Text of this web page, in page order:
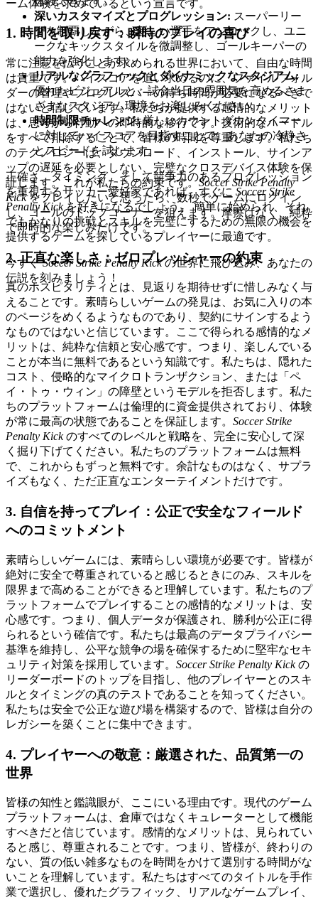
深いカスタマイズとプログレッション: スーパーリー
グを制覇しながら、新しい選手をアンロックし、ユニ
ークなキックスタイルを微調整し、ゴールキーパーの
能力を強化します。
リアルなグラフィックとダイナミックなスタジアム:
優れたビジュアルと、試合当日の雰囲気を高めるさま
ざまなスタジアム環境をお楽しみください。
時間制限チャレンジ:厳しいカウントダウンタイマー
に対してハイスコアを目指すことで、あなたの冷静さ
とスピードを試します。
正確さ、タイミング、そして競争力のあるプログレッション
を重視するサッカー愛好家であれば、すぐに Soccer Strike
Penalty Kickを好きになるでしょう。 簡単に始められ、それ
でもかなりの挑戦とスキルを完璧にするための無限の機会を
提供するゲームを探しているプレイヤーに最適です。
今すぐSoccer Strike Penalty Kickの世界に飛び込み、あなたの
伝説を刻みましょう！
ーム体験を求めているという宣言です。
1. 時間を取り戻す：瞬時のプレイの喜び
常に注意を払うことが求められる世界において、自由な時間
は貴重です。ハイスコアを追い求めるのに、ファイルフォル
ダーの管理やプログレスバーの待ち時間が必要になるべきで
はないと信じています。私たちが提供する感情的なメリット
は、思考から行動への即時的な移行です。技術的なハードル
をすべて排除することで、皆様の時間を尊重します。私たち
のテクノロジーは、ダウンロード、インストール、サインア
ップの遅延を必要としない、完璧なクロスデバイス体験を保
証します。これが私たちの約束です。Soccer Strike Penalty
Kickをプレイしたいと思ったら、数秒でゲームにログイン
し、ゴールのトップコーナーを狙えます。摩擦はなく、純粋
で即時的な楽しみだけです。
2. 正直な楽しさ：ゼロプレッシャーの約束
真のホスピタリティとは、見返りを期待せずに惜しみなく与
えることです。素晴らしいゲームの発見は、お気に入りの本
のページをめくるようなものであり、契約にサインするよう
なものではないと信じています。ここで得られる感情的なメ
リットは、純粋な信頼と安心感です。つまり、楽しんでいる
ことが本当に無料であるという知識です。私たちは、隠れた
コスト、侵略的なマイクロトランザクション、または「ペ
イ・トゥ・ウィン」の障壁というモデルを拒否します。私た
ちのプラットフォームは倫理的に資金提供されており、体験
が常に最高の状態であることを保証します。 Soccer Strike
Penalty Kickのすべてのレベルと戦略を、完全に安心して深
く掘り下げてください。私たちのプラットフォームは無料
で、これからもずっと無料です。余計なものはなく、サプラ
イズもなく、ただ正直なエンターテイメントだけです。
3. 自信を持ってプレイ：公正で安全なフィールド
へのコミットメント
素晴らしいゲームには、素晴らしい環境が必要です。皆様が
絶対に安全で尊重されていると感じるときにのみ、スキルを
限界まで高めることができると理解しています。私たちのプ
ラットフォームでプレイすることの感情的なメリットは、安
心感です。つまり、個人データが保護され、勝利が公正に得
られるという確信です。私たちは最高のデータプライバシー
基準を維持し、公平な競争の場を確保するために堅牢なセキ
ュリティ対策を採用しています。 Soccer Strike Penalty Kickの
リーダーボードのトップを目指し、他のプレイヤーとのスキ
ルとタイミングの真のテストであることを知ってください。
私たちは安全で公正な遊び場を構築するので、皆様は自分の
レガシーを築くことに集中できます。
4. プレイヤーへの敬意：厳選された、品質第一の
世界
皆様の知性と鑑識眼が、ここにいる理由です。現代のゲーム
プラットフォームは、倉庫ではなくキュレーターとして機能
すべきだと信じています。感情的なメリットは、見られてい
ると感じ、尊重されることです。つまり、皆様が、終わりの
ない、質の低い雑多なものを時間をかけて選別する時間がな
いことを理解しています。私たちはすべてのタイトルを手作
業で選択し、優れたグラフィック、リアルなゲームプレイ、